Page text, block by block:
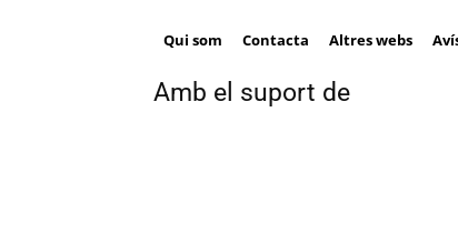
Qui som Contacta Altres webs
Amb el suport de